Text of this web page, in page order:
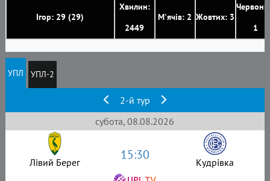
Ігор: 29 (29)
Хвилин:
2449
М'ячів: 2 Жовтих: 3
1
УПЛ УПЛ-2
2-й тур
субота, 08.08.2026
Лівий Берег 15:30 Кудрівка